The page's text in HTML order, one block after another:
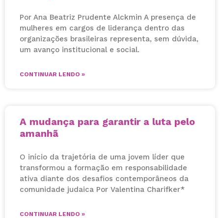
Por Ana Beatriz Prudente Alckmin A presença de
mulheres em cargos de liderança dentro das
organizações brasileiras representa, sem dúvida,
um avanço institucional e social.
CONTINUAR LENDO »
A mudança para garantir a luta pelo
amanhã
O início da trajetória de uma jovem líder que
transformou a formação em responsabilidade
ativa diante dos desafios contemporâneos da
comunidade judaica Por Valentina Charifker*
CONTINUAR LENDO »